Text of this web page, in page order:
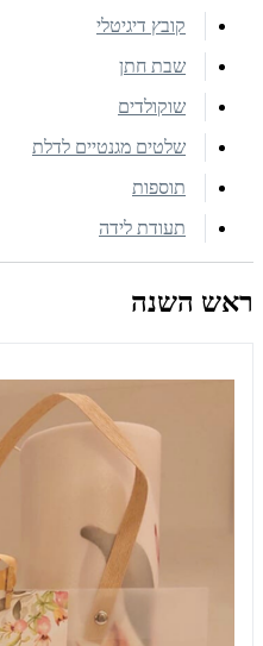
קובץ דיגיטלי
שבת חתן
שוקולדים
שלטים מגנטיים לדלת
תוספות
תעודת לידה
ראש השנה